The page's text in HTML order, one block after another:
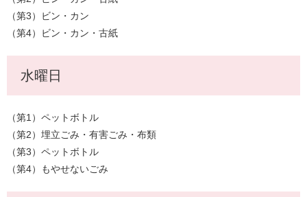
（第3）ビン・カン
（第4）ビン・カン・古紙
水曜日
（第1）ペットボトル
（第2）埋立ごみ・有害ごみ・布類
（第3）ペットボトル
（第4）もやせないごみ